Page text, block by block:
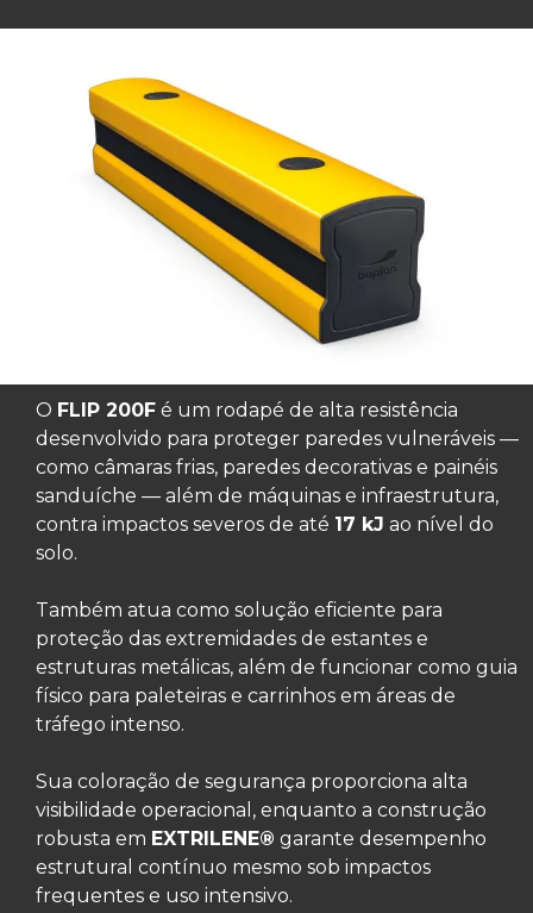
O FLIP 200F é um rodapé de alta resistência
desenvolvido para proteger paredes vulneráveis —
como câmaras frias, paredes decorativas e painéis
sanduíche — além de máquinas e infraestrutura,
contra impactos severos de até 17 kJ ao nível do
solo.
Também atua como solução eficiente para
proteção das extremidades de estantes e
estruturas metálicas, além de funcionar como guia
físico para paleteiras e carrinhos em áreas de
tráfego intenso.
Sua coloração de segurança proporciona alta
visibilidade operacional, enquanto a construção
robusta em EXTRILENE® garante desempenho
estrutural contínuo mesmo sob impactos
frequentes e uso intensivo.